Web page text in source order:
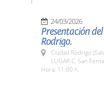
24/03/2026
Presentación
Rodrigo.
Ciudad Rodrigo
LUGAR C. San
Hora: 11:00 h.